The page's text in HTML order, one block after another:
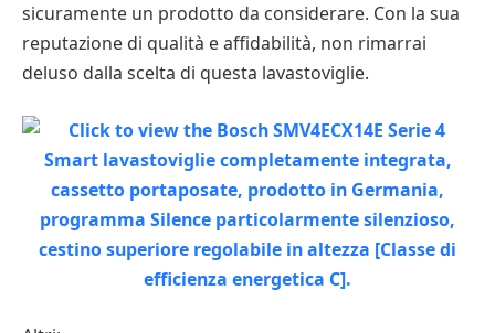
sicuramente un prodotto da considerare. Con la sua
reputazione di qualità e affidabilità, non rimarrai
deluso dalla scelta di questa lavastoviglie.